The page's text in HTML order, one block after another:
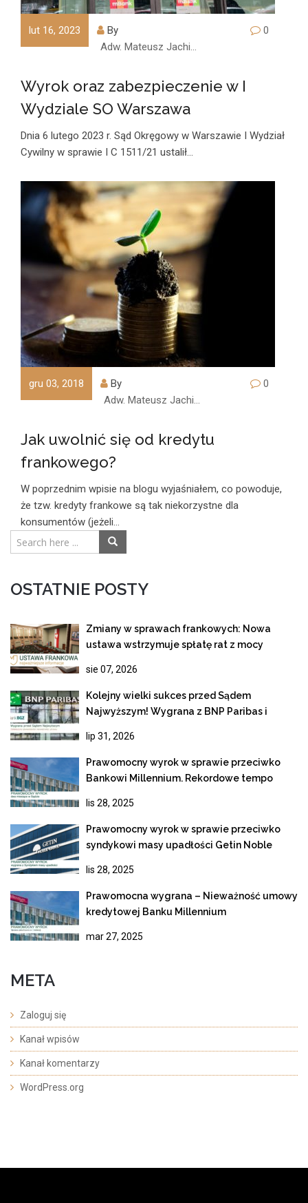
lut 16, 2023
By
Adw. Mateusz Jachimczyk
0
Wyrok oraz zabezpieczenie w I
Wydziale SO Warszawa
Dnia 6 lutego 2023 r. Sąd Okręgowy w Warszawie I Wydział
Cywilny w sprawie I C 1511/21 ustalił…
gru 03, 2018
By
Adw. Mateusz Jachimczyk
0
Jak uwolnić się od kredytu
frankowego?
W poprzednim wpisie na blogu wyjaśniałem, co powoduje,
że tzw. kredyty frankowe są tak niekorzystne dla
konsumentów (jeżeli…
OSTATNIE POSTY
Zmiany w sprawach frankowych: Nowa
ustawa wstrzymuje spłatę rat z mocy
sie 07, 2026
Kolejny wielki sukces przed Sądem
Najwyższym! Wygrana z BNP Paribas i
frankowego
lip 31, 2026
Prawomocny wyrok w sprawie przeciwko
Bankowi Millennium. Rekordowe tempo
lis 28, 2025
Prawomocny wyrok w sprawie przeciwko
syndykowi masy upadłości Getin Noble
lis 28, 2025
Prawomocna wygrana – Nieważność umowy
kredytowej Banku Millennium
mar 27, 2025
META
Zaloguj się
Kanał wpisów
Kanał komentarzy
WordPress.org